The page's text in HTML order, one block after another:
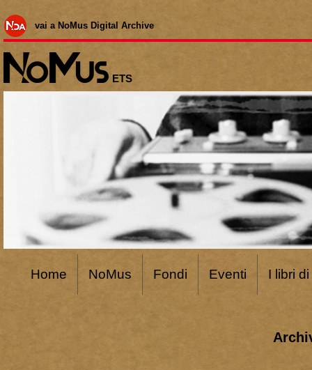
Home NoMus Fondi Eventi I libri
vai a NoMus Digital Archive
ETS